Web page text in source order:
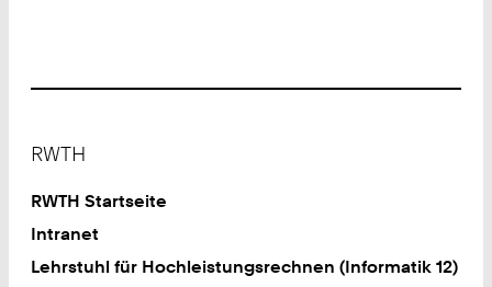
RWTH
RWTH Startseite
Intranet
Lehrstuhl für Hochleistungsrechnen (Informatik 12)